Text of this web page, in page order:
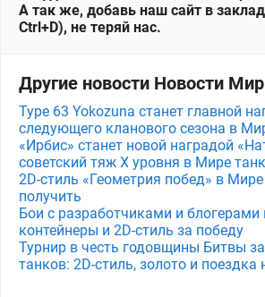
А так же, добавь наш сайт в
Ctrl+D), не теряй нас.
Другие новости Новости
Type 63 Yokozuna станет главной
следующего кланового сезона в
«Ирбис» станет новой наградой
советский тяж X уровня в Мире
2D-стиль «Геометрия побед» в
получить
Бои с разработчиками и
контейнеры и 2D-стиль за победу
Турнир в честь годовщины Битвы
танков: 2D-стиль, золото и